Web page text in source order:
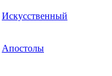
Искусственный
Апостолы